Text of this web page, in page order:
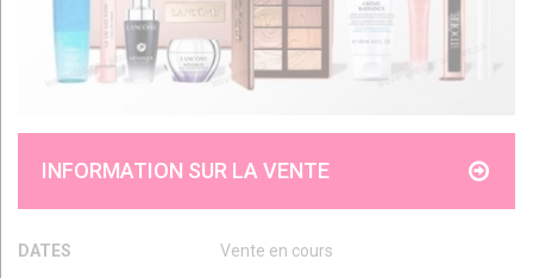
INFORMATION SUR LA VENTE
DATES Vente en cours